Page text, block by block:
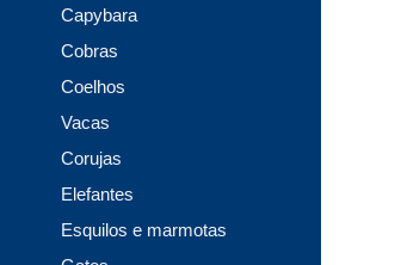
Capybara
Cobras
Coelhos
Vacas
Corujas
Elefantes
Esquilos e marmotas